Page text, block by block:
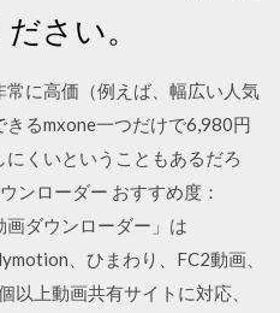
さい。
に高価（例えば、幅広い人気
るmxone一つだけで6,980円
くいということもあるだろ
ンローダー おすすめ度：
ダウンローダー」は
、ひまわり、FC2動画、
上動画共有サイトに対応、